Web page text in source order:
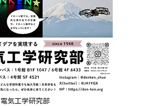
電気工学研究部